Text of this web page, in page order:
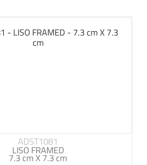
ADST1081
LISO FRAMED
7.3 cm X 7.3 cm